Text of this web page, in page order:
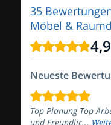
35
Möbel &
4,9
Neueste
Top Planung Top
und Freundlic...